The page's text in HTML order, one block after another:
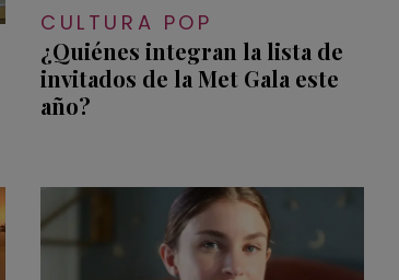
CULTURA POP
¿Quiénes integran la lista de
invitados de la Met Gala este
año?